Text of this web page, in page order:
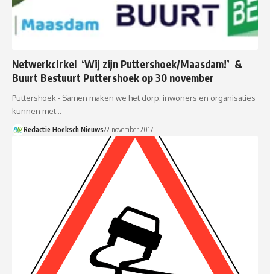
Netwerkcirkel ‘Wij zijn Puttershoek/Maasdam!’ &
Buurt Bestuurt Puttershoek op 30 november
Puttershoek - Samen maken we het dorp: inwoners en organisaties
kunnen met…
Redactie Hoeksch Nieuws22 november 2017